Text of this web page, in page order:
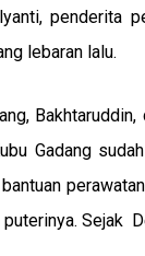
penderita
lebaran lalu.
Gadang
Sejak